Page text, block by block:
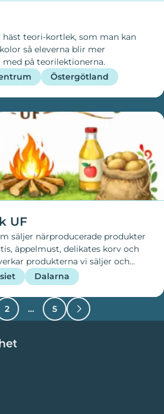
häst teori-kortlek, som man kan
så eleverna blir mer
på teorilektionerna.
Östergötland
UF
säljer närproducerade produkter
äppelmust, delikates korv och
produkterna vi säljer och
ska vara hållbara och
målgrupp då alla vill äta gott
till att stärka den närproducerade
Dalarna
2 … 5